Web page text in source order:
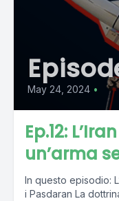
May 24, 2024 •
Ep.12:
un’arma
In questo episodio: L’Iran dopo la morte di Raisi Chi sono
i Pasdaran La dottrina militare delle Guardie della